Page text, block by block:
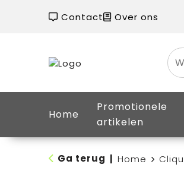
Contact Over ons
Home
Promotionele
artikelen
Ga terug Home